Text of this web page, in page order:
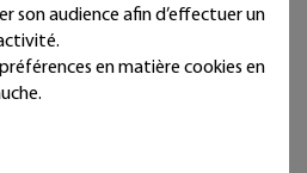
présenté dans une jolie
qui atteste sa fabrication
son audience afin d’effectuer un
en matière cookies en